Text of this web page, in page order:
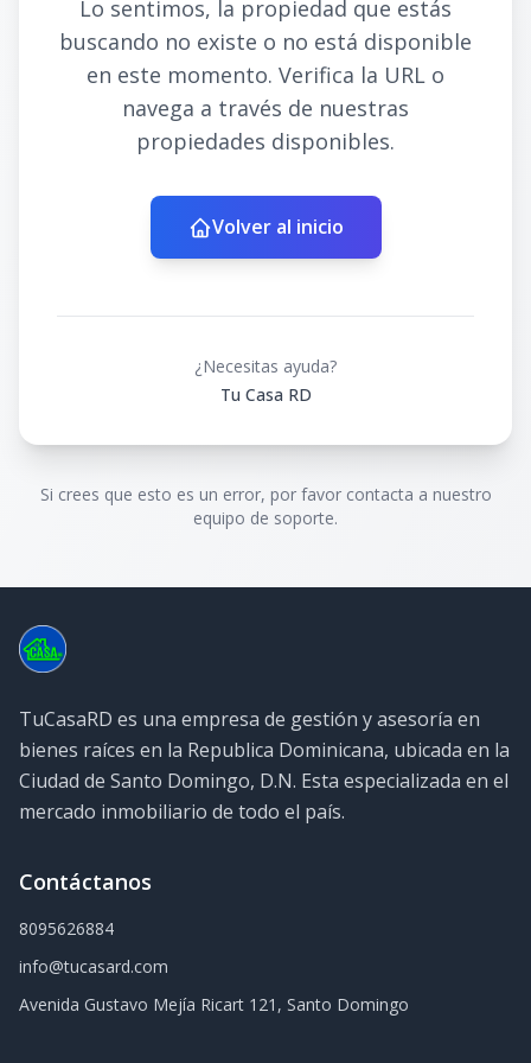
Lo sentimos, la propiedad que estás
buscando no existe o no está disponible
en este momento. Verifica la URL o
navega a través de nuestras
propiedades disponibles.
Volver al inicio
¿Necesitas ayuda?
Tu Casa RD
Si crees que esto es un error, por favor contacta a nuestro
equipo de soporte.
TuCasaRD es una empresa de gestión y asesoría en
bienes raíces en la Republica Dominicana, ubicada en la
Ciudad de Santo Domingo, D.N. Esta especializada en el
mercado inmobiliario de todo el país.
Contáctanos
8095626884
info@tucasard.com
Avenida Gustavo Mejía Ricart 121, Santo Domingo